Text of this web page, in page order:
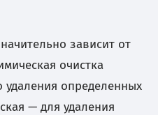
зависит от
очистка
определенных
— для удаления